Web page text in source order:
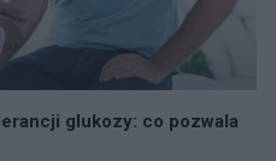
glukozy: co pozwala